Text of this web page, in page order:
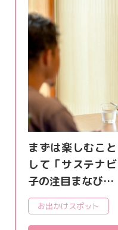
まずは楽しむこ
して「サステナ
子の注目まなび…
お出かけスポット